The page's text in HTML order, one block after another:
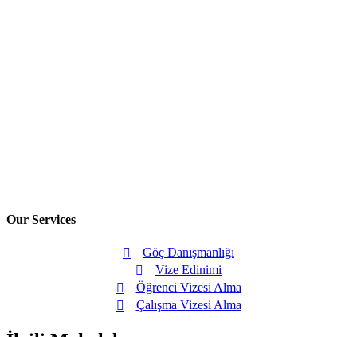
Our Services
Göç Danışmanlığı
Vize Edinimi
Öğrenci Vizesi Alma
Çalışma Vizesi Alma